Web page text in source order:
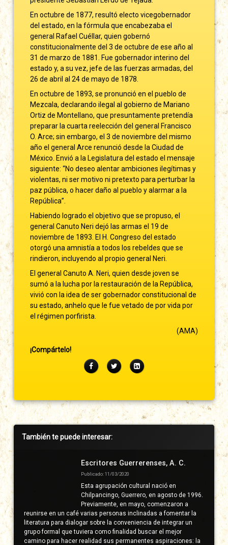
En octubre de 1877, resultó electo vicegobernador
del estado, en la fórmula que encabezaba el
general Rafael Cuéllar, quien gobernó
constitucionalmente del 3 de octubre de ese año al
31 de marzo de 1881. Fue gobernador interino del
estado y, a su vez, jefe de las fuerzas armadas, del
26 de abril al 24 de mayo de 1878.
En octubre de 1893, se pronunció en el pueblo de
Mezcala, declarando ilegal al gobierno de Mariano
Ortiz de Montellano, que presuntamente pretendía
preparar la cuarta reelección del general Francisco
O. Arce; sin embargo, el 3 de noviembre del mismo
año el general Arce renunció desde la Ciudad de
México. Envió a la Legislatura del estado el mensaje
siguiente: “No deseo alentar ambiciones ilegítimas y
violentas, ni ser motivo ni pretexto para perturbar la
paz pública, o hacer daño al pueblo y alarmar a la
República”.
Habiendo logrado el objetivo que se propuso, el
general Canuto Neri dejó las armas el 19 de
noviembre de 1893. El H. Congreso del estado
otorgó una amnistía a todos los rebeldes que se
rindieron, incluyendo al propio general Neri.
El general Canuto A. Neri, quien desde joven se
sumó a la lucha por la restauración de la República,
vivió con la idea de ser gobernador constitucional de
su estado, anhelo que le fue vetado de por vida por
el régimen porfirista.
(AMA)
¡Compártelo!
FacebookTwitterLinkedIn
Barra
También te puede interesar:
Escritores Guerrerenses, A. C.
Publicado: 11/03/2020
Esta agrupación cultural nació en
Chilpancingo, Guerrero, en agosto de 1996.
Previamente, en mayo, comenzaron a
reunirse en un café varias personas inclinadas a fomentar la
literatura para dialogar sobre la conveniencia de integrar un
grupo formal que tuviera como finalidad buscar el mejor
camino para hacer realidad sus permanentes aspiraciones: la